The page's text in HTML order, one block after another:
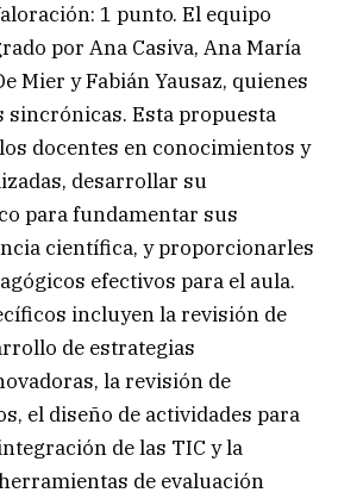
1 punto. El equipo
por Ana Casiva, Ana María
Mier y Fabián Yausaz, quienes
sincrónicas. Esta propuesta
docentes en conocimientos y
desarrollar su
para fundamentar sus
científica, y proporcionarles
efectivos para el aula.
incluyen la revisión de
de estrategias
la revisión de
el diseño de actividades para
de las TIC y la
de evaluación